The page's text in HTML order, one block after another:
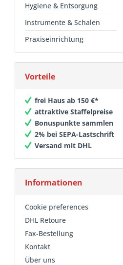
Hygiene & Entsorgung
Instrumente & Schalen
Praxiseinrichtung
Vorteile
frei Haus ab 150 €*
attraktive Staffelpreise
Bonuspunkte sammlen
2% bei SEPA-Lastschrift
Versand mit DHL
Informationen
Cookie preferences
DHL Retoure
Fax-Bestellung
Kontakt
Über uns